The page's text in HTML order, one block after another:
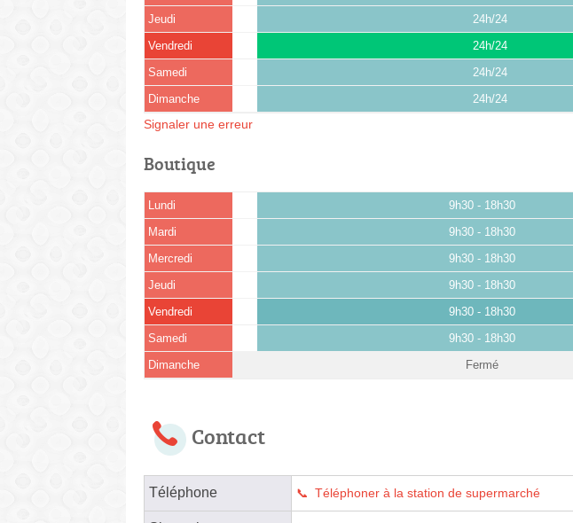
Jeudi 24h/24
Vendredi 24h/24
Samedi 24h/24
Dimanche 24h/24
Signaler une erreur
Boutique
Lundi 9h30 - 18h30
Mardi 9h30 - 18h30
Mercredi 9h30 - 18h30
Jeudi 9h30 - 18h30
Vendredi 9h30 - 18h30
Samedi 9h30 - 18h30
Dimanche Fermé
Contact
Téléphone Téléphoner à la station de supermarché